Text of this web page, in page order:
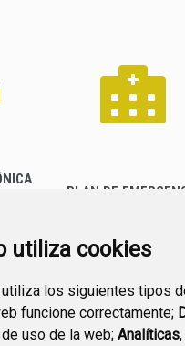
utiliza cookies
los siguientes tipos
funcione correctamente;
uso de la web; Analíticas
PLAN DE